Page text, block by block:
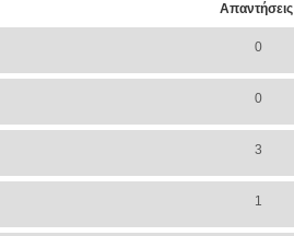
Απαντήσεις
0
0
3
1